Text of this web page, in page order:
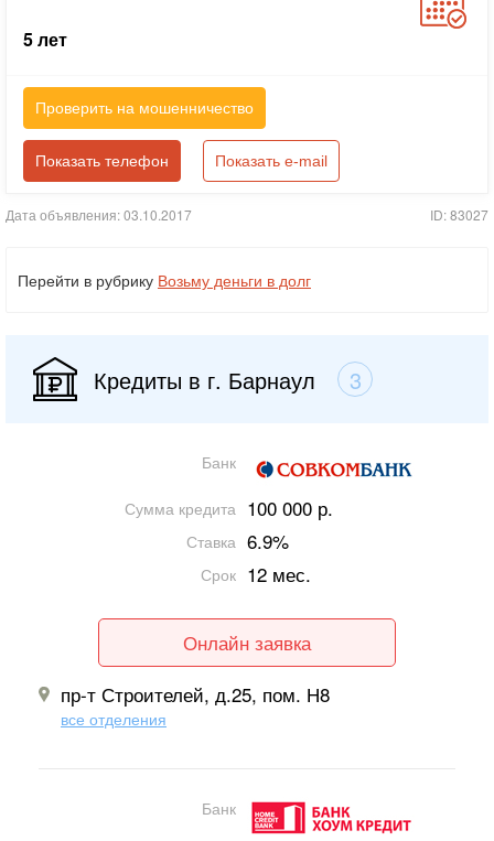
5 лет
Проверить на мошенничество
Показать телефон Показать e-mail
Дата объявления: 03.10.2017 ID: 83027
Перейти в рубрику Возьму деньги в долг
Кредиты в г. Барнаул 3
Банк
Сумма кредита 100 000 р.
Ставка 6.9%
Срок 12 мес.
Онлайн заявка
пр-т Строителей, д.25, пом. Н8
все отделения
Банк